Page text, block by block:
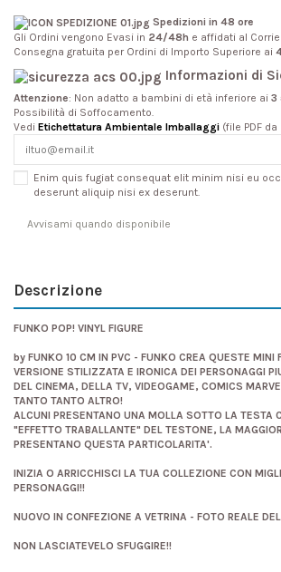
Spedizioni in 48 ore
Gli Ordini vengono Evasi in 24/48h e affidati al
Consegna gratuita per Ordini di Importo Superiore ai
Informazioni di
Attenzione: Non adatto a bambini di età inferiore ai 3
Possibilità di Soffocamento.
Vedi Etichettatura Ambientale Imballaggi (file PDF
Enim quis fugiat consequat elit minim nisi eu
deserunt aliquip nisi ex deserunt.
Descrizione
FUNKO POP! VINYL FIGURE
by FUNKO 10 CM IN PVC - FUNKO CREA QUESTE MINI
VERSIONE STILIZZATA E IRONICA DEI PERSONAGGI
DEL CINEMA, DELLA TV, VIDEOGAME, COMICS
TANTO TANTO ALTRO!
ALCUNI PRESENTANO UNA MOLLA SOTTO LA TESTA
"EFFETTO TRABALLANTE" DEL TESTONE, LA
PRESENTANO QUESTA PARTICOLARITA'.
INIZIA O ARRICCHISCI LA TUA COLLEZIONE CON
PERSONAGGI!!
NUOVO IN CONFEZIONE A VETRINA - FOTO REALE
NON LASCIATEVELO SFUGGIRE!!